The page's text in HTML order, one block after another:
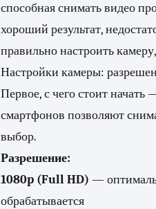
способная снимать видео
хороший результат,
правильно настроить
Настройки камеры:
Первое, с чего стоит
смартфонов позволяют
выбор.
Разрешение:
1080p (Full HD) —
обрабатывается